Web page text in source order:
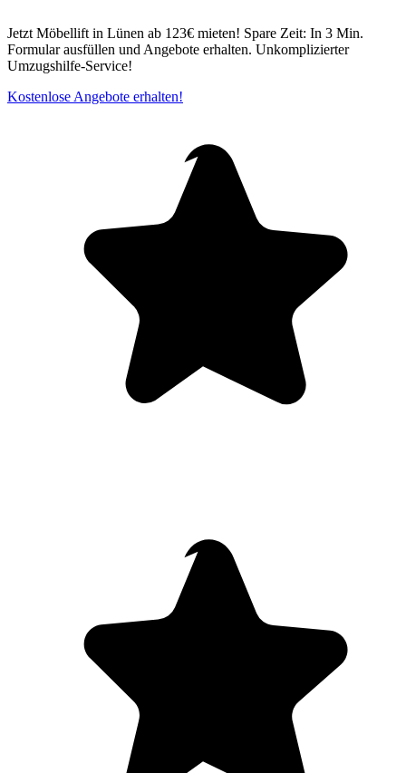
Jetzt Möbellift in Lünen ab 123€ mieten! Spare Zeit: In 3 Min.
Formular ausfüllen und Angebote erhalten. Unkomplizierter
Umzugshilfe-Service!
Kostenlose Angebote erhalten!